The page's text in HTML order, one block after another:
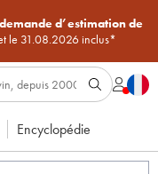
d’estimation de
le 31.08.2026 inclus*
Encyclopédie